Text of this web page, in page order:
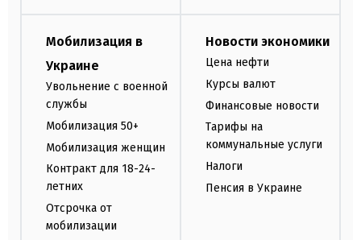
Мобилизация в
Украине
Увольнение с военной
службы
Мобилизация 50+
Мобилизация женщин
Контракт для 18-24-
летних
Отсрочка от
мобилизации
Новости экономики
Цена нефти
Курсы валют
Финансовые новости
Тарифы на
коммунальные услуги
Налоги
Пенсия в Украине